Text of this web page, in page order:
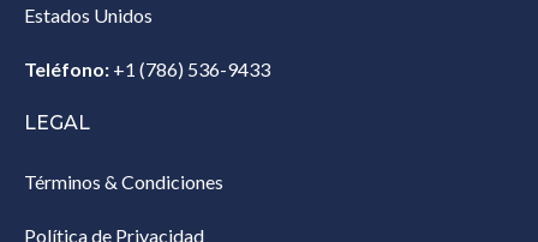
Estados Unidos‎
Teléfono: +1 (786) 536-9433‎
LEGAL
Términos & Condiciones
Política de Privacidad